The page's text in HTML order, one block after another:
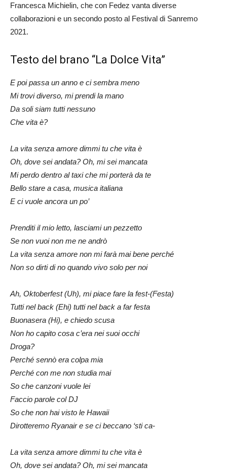
Francesca Michielin, che con Fedez vanta diverse
collaborazioni e un secondo posto al Festival di Sanremo
2021.
Testo del brano “La Dolce Vita”
E poi passa un anno e ci sembra meno
Mi trovi diverso, mi prendi la mano
Da soli siam tutti nessuno
Che vita è?
La vita senza amore dimmi tu che vita è
Oh, dove sei andata? Oh, mi sei mancata
Mi perdo dentro al taxi che mi porterà da te
Bello stare a casa, musica italiana
E ci vuole ancora un po’
Prenditi il mio letto, lasciami un pezzetto
Se non vuoi non me ne andrò
La vita senza amore non mi farà mai bene perché
Non so dirti di no quando vivo solo per noi
Ah, Oktoberfest (Uh), mi piace fare la fest-(Festa)
Tutti nel back (Ehi) tutti nel back a far fеsta
Buonasera (Hi), e chiedo scusa
Non ho capito cosa c’еra nei suoi occhi
Droga?
Perché sennò era colpa mia
Perché con me non studia mai
So che canzoni vuole lei
Faccio parole col DJ
So che non hai visto le Hawaii
Dirotteremo Ryanair e se ci beccano ‘sti ca-
La vita senza amore dimmi tu che vita è
Oh, dove sei andata? Oh, mi sei mancata